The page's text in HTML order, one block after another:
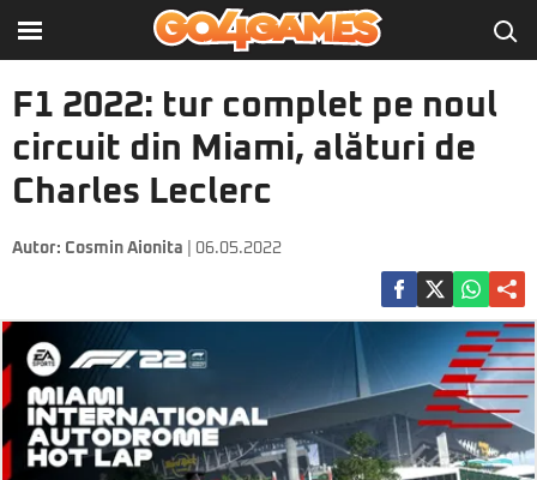
F1 2022: tur complet pe noul
circuit din Miami, alături de
Charles Leclerc
Autor: Cosmin Aionita | 06.05.2022